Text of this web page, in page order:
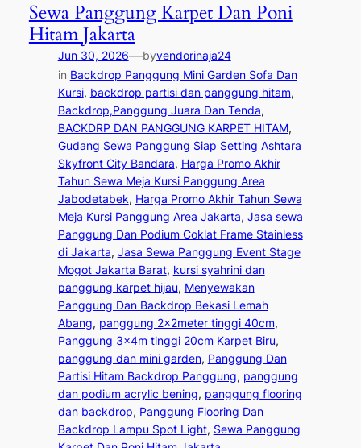
Sewa Panggung Karpet Dan Poni
Hitam Jakarta
Jun 30, 2026—byvendorinaja24
in Backdrop Panggung Mini Garden Sofa Dan
Kursi, backdrop partisi dan panggung hitam
Backdrop,Panggung Juara Dan Tenda
BACKDRP DAN PANGGUNG KARPET HITAM
Gudang Sewa Panggung Siap Setting Ashtara
Skyfront City Bandara, Harga Promo Akhir
Tahun Sewa Meja Kursi Panggung Area
Jabodetabek, Harga Promo Akhir Tahun Sewa
Meja Kursi Panggung Area Jakarta, Jasa sewa
Panggung Dan Podium Coklat Frame Stainless
di Jakarta, Jasa Sewa Panggung Event Stage
Mogot Jakarta Barat, kursi syahrini dan
panggung karpet hijau, Menyewakan
Panggung Dan Backdrop Bekasi Lemah
Abang, panggung 2x2meter tinggi 40cm
Panggung 3x4m tinggi 20cm Karpet Biru
panggung dan mini garden, Panggung Dan
Partisi Hitam Backdrop Panggung, panggung
dan podium acrylic bening, panggung flooring
dan backdrop, Panggung Flooring Dan
Backdrop Lampu Spot Light, Sewa Panggung